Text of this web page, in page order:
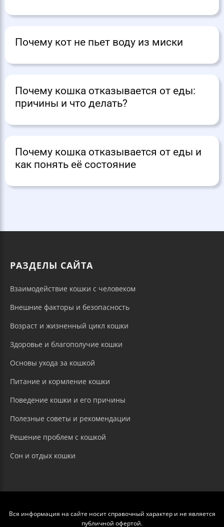
Почему кот не пьет воду из миски
Почему кошка отказывается от еды:
причины и что делать?
Почему кошка отказывается от еды и
как понять её состояние
РАЗДЕЛЫ САЙТА
Взаимодействие кошки с человеком
Внешние факторы и безопасность
Возраст и жизненный цикл кошки
Здоровье и благополучие кошки
Основы ухода за кошкой
Питание и кормление кошки
Поведение кошки и его причины
Полезные советы и рекомендации
Решение проблем с кошкой
Сон и отдых кошки
Вся информация на сайте носит справочный характер и не является
публичной офертой.